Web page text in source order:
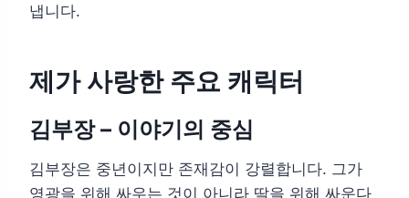
냅니다.
제가 사랑한 주요 캐릭터
김부장 – 이야기의 중심
김부장은 중년이지만 존재감이 강렬합니다. 그가
영광을 위해 싸우는 것이 아니라 딸을 위해 싸운다